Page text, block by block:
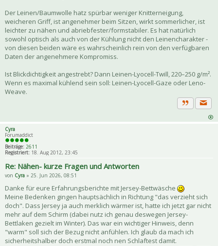
Der Leinen/Baumwolle hatz spürbar weniger Knitterneigung,
weicheren Griff, ist angenehmer beim Sitzen, wirkt sommerlicher, ist
leichter zu nähen und abriebfester/formstabiler. Es hat natürlich
sowohl optisch als auch von der Kühlung nicht den Leinencharakter -
von diesen beiden wäre es wahrscheinlich rein von den verfügbaren
Daten der angenehmere Kompromiss.
Ist Blickdichtigkeit angestrebt? Dann Leinen-Lyocell-Twill, 220–250 g/m².
Wenn es maximal kühlend sein soll: Leinen-Lyocell-Gaze oder Leno-
Weave.
Zitat
Cyra
Forumaddict
Beiträge: 2611
Registriert: 18. Aug 2012, 23:45
Re: Nähen- kurze Fragen und Antworten
von Cyra » 25. Jun 2026, 08:51
Danke für eure Erfahrungsberichte mit Jersey-Bettwäsche
Meine Bedenken gingen hauptsächlich in Richtung "das verzieht sich
doch". Dass Jersey ja auch merklich wärmer ist, hatte ich jetzt gar nicht
mehr auf dem Schirm (dabei nutz ich genau deswegen Jersey-
Bettlaken gezielt im Winter). Das war ein wichtiger Hinweis, denn
"warm" soll sich der Bezug nicht anfühlen. Ich glaub da mach ich
sicherheitshalber doch erstmal noch nen Schlaftest damit.